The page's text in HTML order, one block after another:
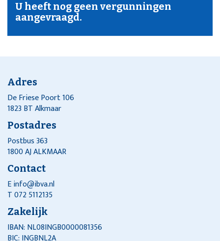
U heeft nog geen vergunningen
aangevraagd.
Adres
De Friese Poort 106
1823 BT Alkmaar
Postadres
Postbus 363
1800 AJ ALKMAAR
Contact
Einfo@ibva.nl
T 072 5112135
Zakelijk
IBAN: NL08INGB0000081356